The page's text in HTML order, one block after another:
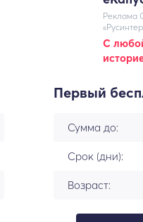
С
Первый
Сумма до:
Срок (дни):
Возраст: